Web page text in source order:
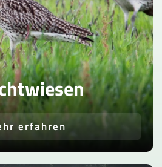
erfahren